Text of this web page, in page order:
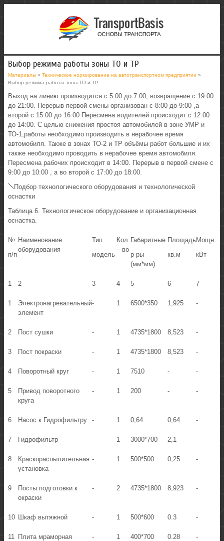
Выбор режима работы зоны ТО и ТР
Материалы » Техническое нормирование на автотранспортном предприятии »
Выбор режима работы зоны ТО и ТР
Выход на линию производится с 5:00 до 7:00, возвращение с 19:00
до 21:00. Перерыв первой смены организован с 8:00 до 9:00 ,а
второй с 15:00 до 16:00 Пересмена водителей происходит с 12:00
до 14:00. С целью снижения простоя автомобилей в зоне УМР и
ТО-1,работы необходимо производить в нерабочее время
автомобиля. Также в зонах ТО-2 и ТР объёмы работ большие и их
также необходимо проводить в нерабочее время автомобиля.
Пересмена рабочих происходит в 14:00. Перерыв в первой смене с
9:00 до 10:00 , а во второй с 17:00 до 18:00.
Подбор технологического оборудования и технологической
оснастки
Таблица 6. Технологическое оборудование и организационная
оснастка.
№
п/п
Наименование
оборудования
Тип
модель
Кол
– во
Габаритные
р-ры
(мм*мм)
Площадь
кв.м
Мощн.
кВт
1 2 3 4 5 6 7
1
Электронагревательный
элемент
- 1 6500*350 1,925 -
2 Пост сушки - 1 4735*1800 8,523 -
3 Пост покраски - 1 4735*1800 8,523 -
4 Поворотный круг - 1 7510 - -
5
Привод поворотного
круга
- 1 200 - -
6 Насос к Гидрофильтру - 1 0,64 0,64 -
7 Гидрофильтр - 1 3000*700 2,1 -
8
Краскораспылительная
установка
- 1 500*500 0,25 -
9
Посты подготовки к
окраски
- 2 4735*1800 8,923 -
10 Шкаф вытяжной - 1 500*600 0.3 -
11 Плита мраморная - 1 400*700 0.28 -